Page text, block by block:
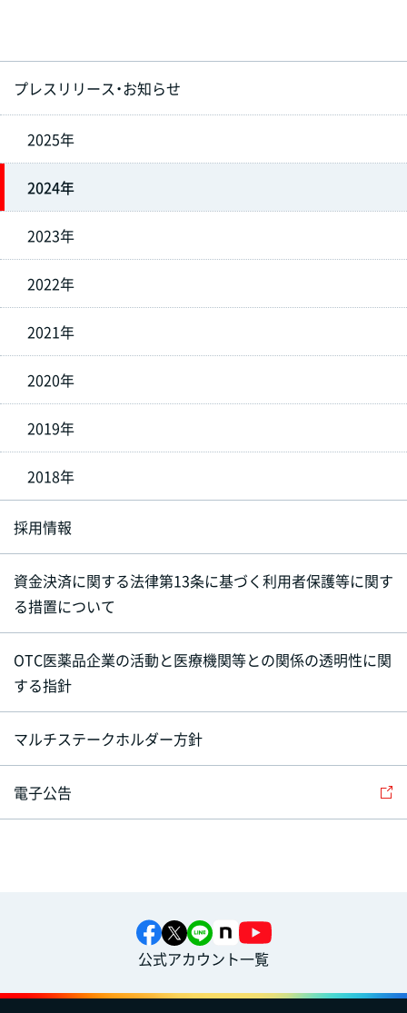
プレスリリース・お知らせ
2025年
2024年
2023年
2022年
2021年
2020年
2019年
2018年
採用情報
資金決済に関する法律第13条に基づく利用者保護等に関す
る措置について
OTC医薬品企業の活動と医療機関等との関係の透明性に関
する指針
マルチステークホルダー方針
電子公告
公式アカウント一覧